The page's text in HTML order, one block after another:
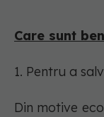
Care sunt
1. Pentru a
Din motive